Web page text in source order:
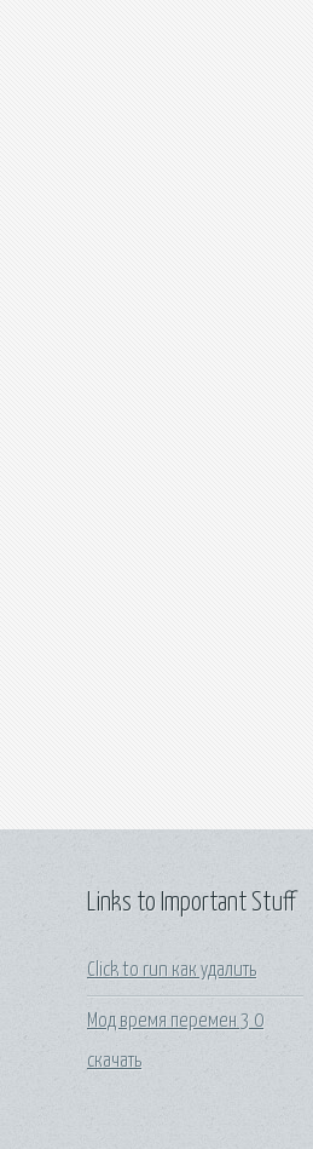
Links to Important Stuff
Click to run как удалить
Мод время перемен 3 0
скачать